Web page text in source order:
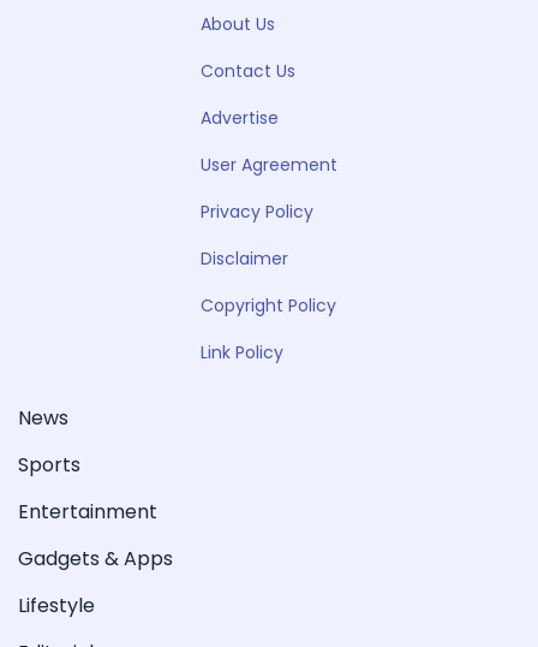
About Us
Contact Us
Advertise
User Agreement
Privacy Policy
Disclaimer
Copyright Policy
Link Policy
News
Sports
Entertainment
Gadgets & Apps
Lifestyle